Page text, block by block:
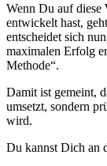
Wenn Du auf diese
entwickelt hast,
entscheidet sich
maximalen Erfolg
Methode“.
Damit ist gemeint,
umsetzt, sondern
wird.
Du kannst Dich an